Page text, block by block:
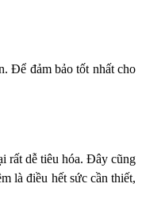
Để đảm bảo tốt nhất cho
rất dễ tiêu hóa. Đây cũng
là điều hết sức cần thiết,